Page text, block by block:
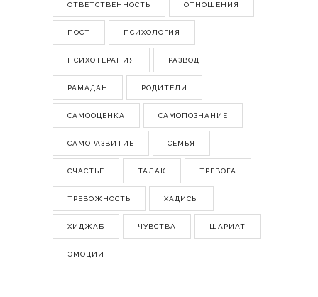
ОТВЕТСТВЕННОСТЬ ОТНОШЕНИЯ
ПОСТ ПСИХОЛОГИЯ
ПСИХОТЕРАПИЯ РАЗВОД
РАМАДАН РОДИТЕЛИ
САМООЦЕНКА САМОПОЗНАНИЕ
САМОРАЗВИТИЕ СЕМЬЯ
СЧАСТЬЕ ТАЛАК ТРЕВОГА
ТРЕВОЖНОСТЬ ХАДИСЫ
ХИДЖАБ ЧУВСТВА ШАРИАТ
ЭМОЦИИ